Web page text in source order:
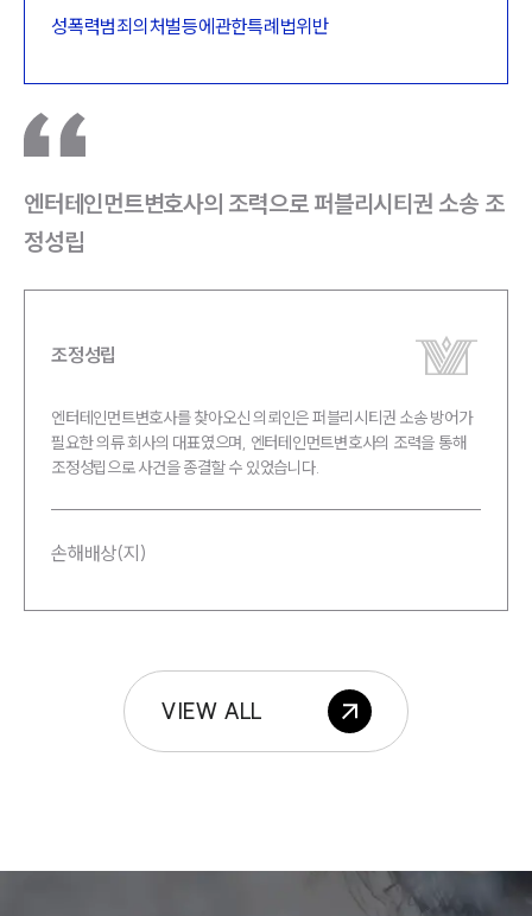
성폭력범죄의처벌등에관한특례법위반
엔터테인먼트변호사의 조력으로 퍼블리시티권 소송 조
정성립
조정성립
엔터테인먼트변호사를 찾아오신 의뢰인은 퍼블리시티권 소송 방어가
필요한 의류 회사의 대표였으며, 엔터테인먼트변호사의 조력을 통해
조정성립으로 사건을 종결할 수 있었습니다.
손해배상(지)
VIEW ALL